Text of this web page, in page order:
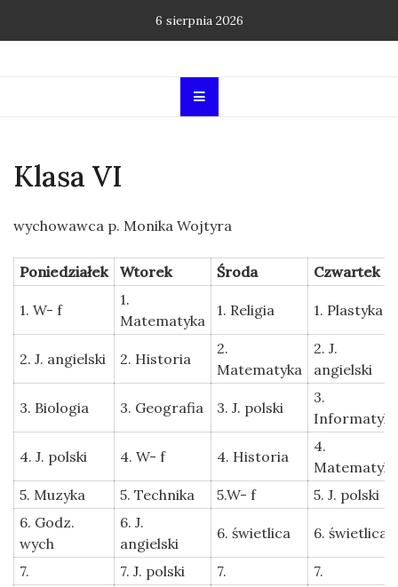
6 sierpnia 2026
Klasa VI
wychowawca p. Monika Wojtyra
Poniedziałek Wtorek Środa Czwartek
1. W- f
1.
Matematyka
1. Religia 1. Plastyka
2. J. angielski 2. Historia
2.
Matematyka
2. J.
angielski
3. Biologia 3. Geografia 3. J. polski
3.
Informatyka
4. J. polski 4. W- f 4. Historia
4.
Matematyka
5. Muzyka
5. Technika 5.W- f
5. J. polski
6. Godz.
wych
6. J.
angielski
6. świetlica 6. świetlica
7. 7. J. polski 7.
7.